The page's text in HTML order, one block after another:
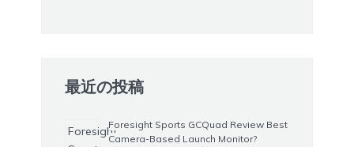
最近の投稿
Foresight Sports GCQuad Review Best
Camera-Based Launch Monitor?